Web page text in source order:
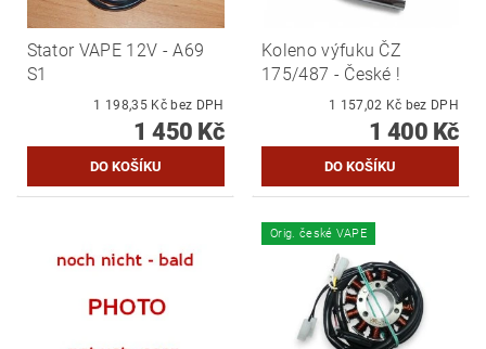
Stator VAPE 12V - A69
S1
1 198,35 Kč bez DPH
1 450 Kč
Koleno výfuku ČZ
175/487 - České !
1 157,02 Kč bez DPH
1 400 Kč
Orig. české VAPE